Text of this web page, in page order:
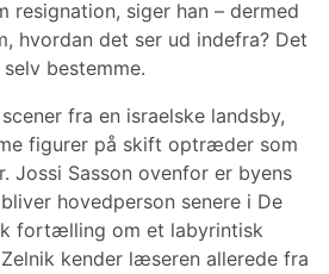
resignation, siger han – dermed
hvordan det ser ud indefra? Det
bestemme.
fra en israelske landsby,
figurer på skift optræder som
Jossi Sasson ovenfor er byens
hovedperson senere i De
fortælling om et labyrintisk
kender læseren allerede fra